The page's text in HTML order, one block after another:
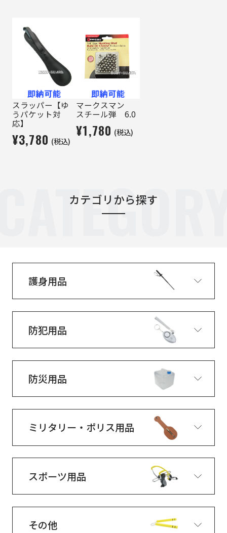
スラッパー【ゆ
うパケット対
応】
¥3,780 (税込)
マークスマン
スチール弾 6.0
¥1,780 (税込)
カテゴリから探す
護身用品
防犯用品
防災用品
ミリタリー・ポリス用品
スポーツ用品
その他